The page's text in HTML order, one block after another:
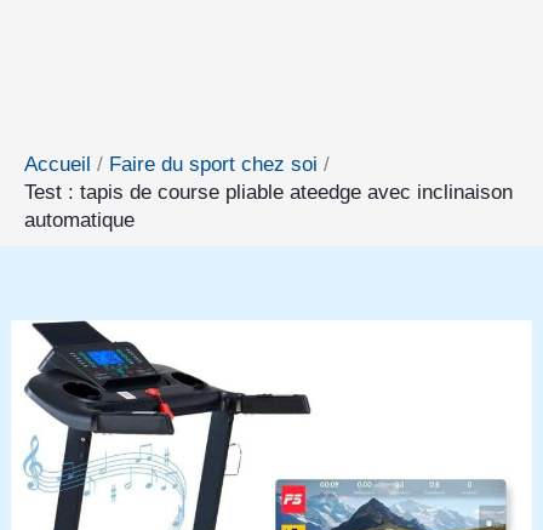
Accueil
Faire du sport chez soi
Test : tapis de course pliable ateedge avec inclinaison
automatique